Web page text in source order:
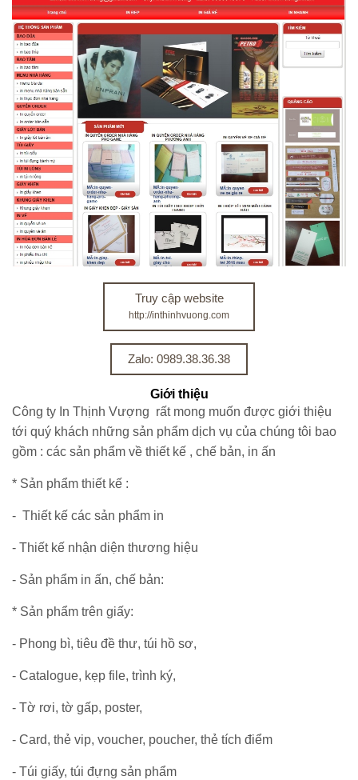
Truy cập website
http://inthinhvuong.com
Zalo: 0989.38.36.38
Giới thiệu
Công ty In Thịnh Vượng rất mong muốn được giới thiệu
tới quý khách những sản phẩm dịch vụ của chúng tôi bao
gồm : các sản phẩm về thiết kế , chế bản, in ấn
* Sản phẩm thiết kế :
- Thiết kế các sản phẩm in
- Thiết kế nhận diện thương hiệu
- Sản phẩm in ấn, chế bản:
* Sản phẩm trên giấy:
- Phong bì, tiêu đề thư, túi hồ sơ,
- Catalogue, kẹp file, trình ký,
- Tờ rơi, tờ gấp, poster,
- Card, thẻ vip, voucher, poucher, thẻ tích điểm
- Túi giấy, túi đựng sản phẩm